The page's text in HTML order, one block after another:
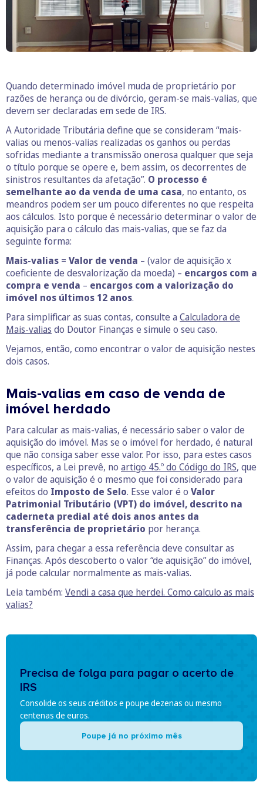
Quando determinado imóvel muda de proprietário por
razões de herança ou de divórcio, geram-se mais-valias, que
devem ser declaradas em sede de IRS.
A Autoridade Tributária define que se consideram “mais-
valias ou menos-valias realizadas os ganhos ou perdas
sofridas mediante a transmissão onerosa qualquer que seja
o título porque se opere e, bem assim, os decorrentes de
sinistros resultantes da afetação”. O processo é
semelhante ao da venda de uma casa, no entanto, os
meandros podem ser um pouco diferentes no que respeita
aos cálculos. Isto porque é necessário determinar o valor de
aquisição para o cálculo das mais-valias, que se faz da
seguinte forma:
Mais-valias = Valor de venda – (valor de aquisição x
coeficiente de desvalorização da moeda) – encargos com a
compra e venda – encargos com a valorização do
imóvel nos últimos 12 anos.
Para simplificar as suas contas, consulte a Calculadora de
Mais-valias do Doutor Finanças e simule o seu caso.
Vejamos, então, como encontrar o valor de aquisição nestes
dois casos.
Mais-valias em caso de venda de
imóvel herdado
Para calcular as mais-valias, é necessário saber o valor de
aquisição do imóvel. Mas se o imóvel for herdado, é natural
que não consiga saber esse valor. Por isso, para estes casos
específicos, a Lei prevê, no artigo 45.º do Código do IRS, que
o valor de aquisição é o mesmo que foi considerado para
efeitos do Imposto de Selo. Esse valor é o Valor
Patrimonial Tributário (VPT) do imóvel, descrito na
caderneta predial até dois anos antes da
transferência de proprietário por herança.
Assim, para chegar a essa referência deve consultar as
Finanças. Após descoberto o valor “de aquisição” do imóvel,
já pode calcular normalmente as mais-valias.
Leia também: Vendi a casa que herdei. Como calculo as mais
valias?
Precisa de folga para pagar o acerto de
IRS
Consolide os seus créditos e poupe dezenas ou mesmo
centenas de euros.
Poupe já no próximo mês